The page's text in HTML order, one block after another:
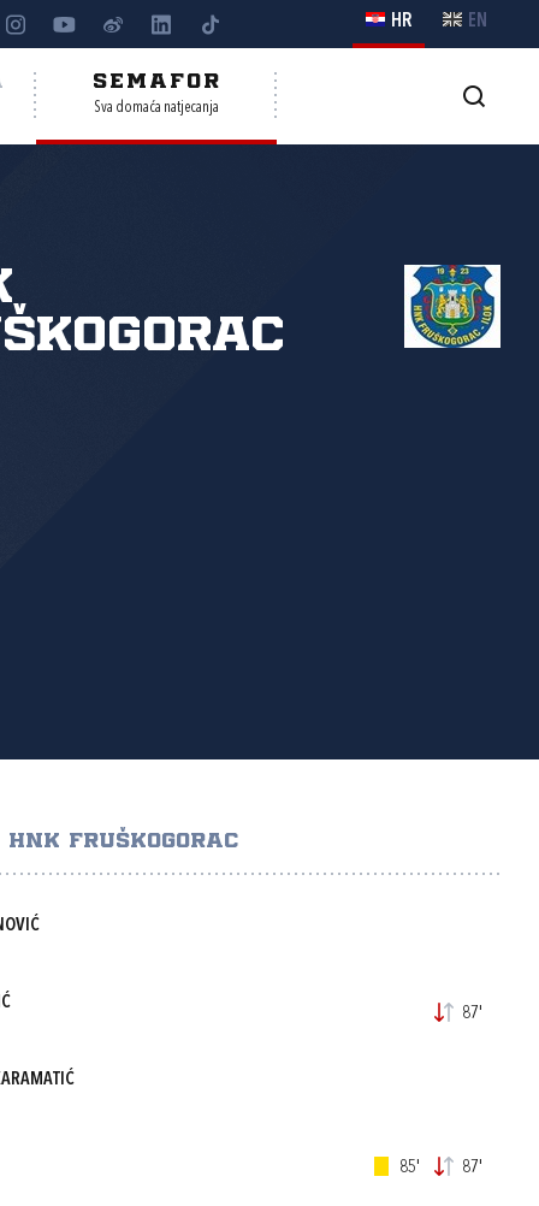
HR EN
SEMAFOR
Sva domaća natjecanja
HNK FRUŠKOGORAC
87'
85' 87'